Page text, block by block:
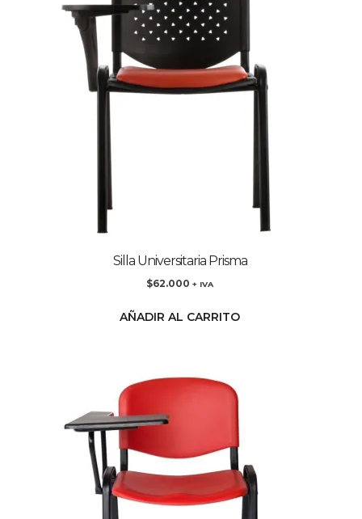
Silla Universitaria Prisma
$62.000 + IVA
AÑADIR AL CARRITO